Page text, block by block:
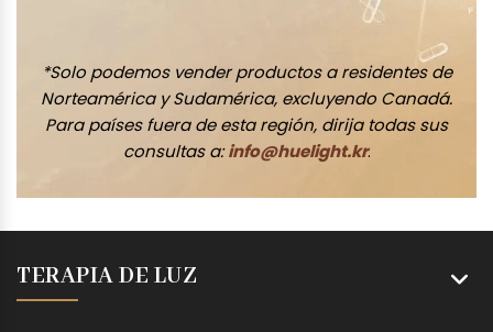
*Solo podemos vender productos a residentes de
Norteamérica y Sudamérica, excluyendo Canadá.
Para países fuera de esta región, dirija todas sus
consultas a:info@huelight.kr.
TERAPIA DE LUZ